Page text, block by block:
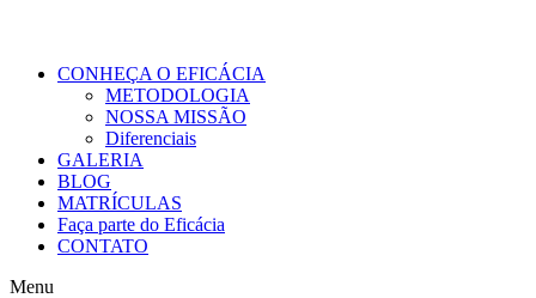
CONHEÇA O EFICÁCIA
METODOLOGIA
NOSSA MISSÃO
Diferenciais
GALERIA
BLOG
MATRÍCULAS
Faça parte do Eficácia
CONTATO
Menu